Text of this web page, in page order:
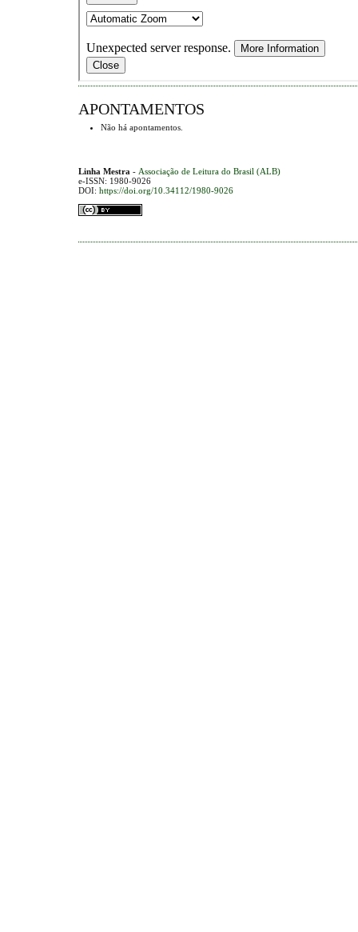
APONTAMENTOS
Não há apontamentos.
Linha Mestra - Associação de Leitura do Brasil (ALB)
e-ISSN: 1980-9026
DOI: https://doi.org/10.34112/1980-9026